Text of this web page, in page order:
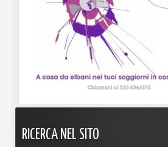
RICERCA NEL SITO